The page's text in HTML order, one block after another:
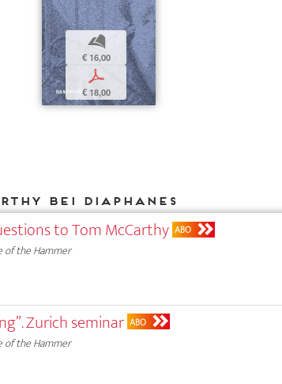
b
€ 16,00
p
€ 18,00
bei DIAPHANES
to Tom McCarthy ABO
of the Hammer
Zurich seminar ABO
of the Hammer